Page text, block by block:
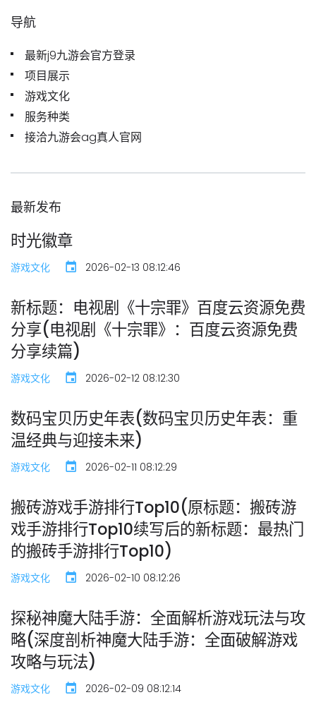
导航
最新j9九游会官方登录
项目展示
游戏文化
服务种类
接洽九游会ag真人官网
最新发布
时光徽章
游戏文化 2026-02-13 08:12:46
新标题：电视剧《十宗罪》百度云资源免费
分享(电视剧《十宗罪》：百度云资源免费
分享续篇)
游戏文化 2026-02-12 08:12:30
数码宝贝历史年表(数码宝贝历史年表：重
温经典与迎接未来)
游戏文化 2026-02-11 08:12:29
搬砖游戏手游排行Top10(原标题：搬砖游
戏手游排行Top10续写后的新标题：最热门
的搬砖手游排行Top10)
游戏文化 2026-02-10 08:12:26
探秘神魔大陆手游：全面解析游戏玩法与攻
略(深度剖析神魔大陆手游：全面破解游戏
攻略与玩法)
游戏文化 2026-02-09 08:12:14